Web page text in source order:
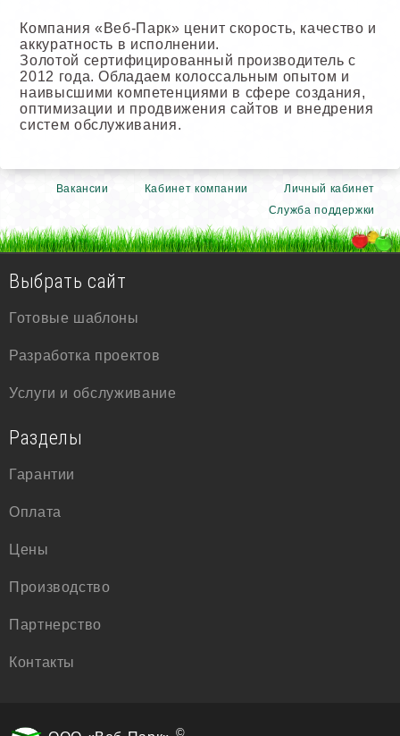
Компания «Веб-Парк» ценит скорость, качество и
аккуратность в исполнении.
Золотой сертифицированный производитель с
2012 года. Обладаем колоссальным опытом и
наивысшими компетенциями в сфере создания,
оптимизации и продвижения сайтов и внедрения
систем обслуживания.
Вакансии Кабинет компании
Личный кабинет
Служба поддержки
Выбрать сайт
Готовые шаблоны
Разработка проектов
Услуги и обслуживание
Разделы
Гарантии
Оплата
Цены
Производство
Партнерство
Контакты
©